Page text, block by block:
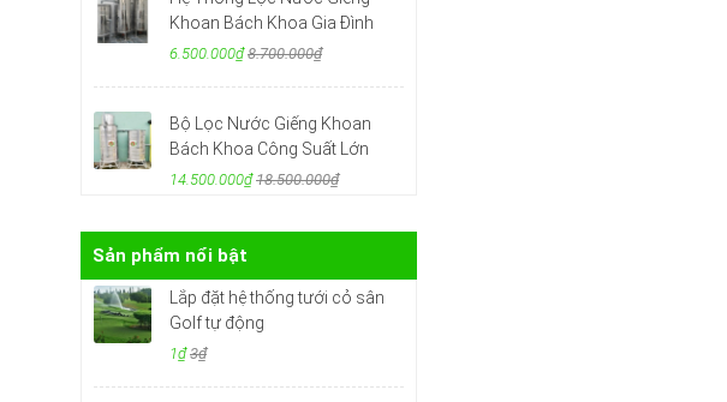
Khoan Bách Khoa Gia Đình
6.500.000₫ 8.700.000₫
Bộ Lọc Nước Giếng Khoan
Bách Khoa Công Suất Lớn
14.500.000₫ 18.500.000₫
Sản phẩm nổi bật
Lắp đặt hệ thống tưới cỏ sân
Golf tự động
1₫ 3₫